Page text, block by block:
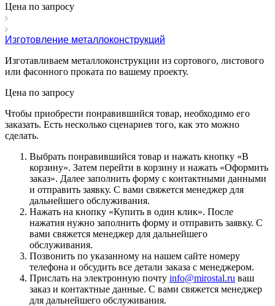
Цена по запросу
Изготовление металлоконструкций
Изготавливаем металлоконструкции из сортового, листового
или фасонного проката по вашему проекту.
Цена по запросу
Чтобы приобрести понравившийся товар, необходимо его
заказать. Есть несколько сценариев того, как это можно
сделать.
Выбрать понравившийся товар и нажать кнопку «В
корзину». Затем перейти в корзину и нажать «Оформить
заказ». Далее заполнить форму с контактными данными
и отправить заявку. С вами свяжется менеджер для
дальнейшего обслуживания.
Нажать на кнопку «Купить в один клик». После
нажатия нужно заполнить форму и отправить заявку. С
вами свяжется менеджер для дальнейшего
обслуживания.
Позвонить по указанному на нашем сайте номеру
телефона и обсудить все детали заказа с менеджером.
Прислать на электронную почту info@mirostal.ru ваш
заказ и контактные данные. С вами свяжется менеджер
для дальнейшего обслуживания.